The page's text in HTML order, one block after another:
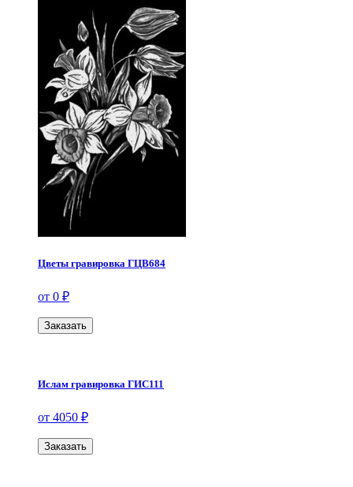
Цветы гравировка ГЦВ684
от 0 ₽
Заказать
Ислам гравировка ГИС111
от 4050 ₽
Заказать